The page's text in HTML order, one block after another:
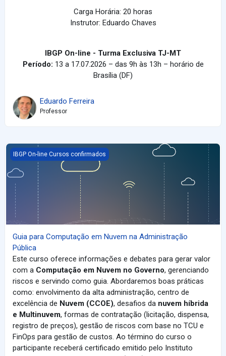
Carga Horária: 20 horas
Instrutor: Eduardo Chaves
IBGP On-line - Turma Exclusiva TJ-MT
Período: 13 a 17.07.2026 – das 9h às 13h – horário de
Brasília (DF)
Eduardo Ferreira
Professor
Guia para Computação em Nuvem na Administração Pública
IBGP On-line Cursos confirmados
Guia para Computação em Nuvem na Administração
Pública
Este curso oferece informações e debates para gerar valor
com a Computação em Nuvem no Governo, gerenciando
riscos e servindo como guia. Abordaremos boas práticas
como: envolvimento da alta administração, centro de
excelência de Nuvem (CCOE), desafios da nuvem híbrida
e Multinuvem, formas de contratação (licitação, dispensa,
registro de preços), gestão de riscos com base no TCU e
FinOps para gestão de custos. Ao término do curso o
participante receberá certificado emitido pelo Instituto